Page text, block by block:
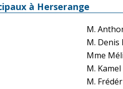
à Herserange
M.
M. Denis
Mme
M.
M.